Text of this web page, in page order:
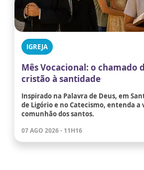
IGREJA
Mês Vocacional: o chamado
cristão à santidade
Inspirado na Palavra de Deus, em
de Ligório e no Catecismo, entenda a
comunhão dos santos.
07 AGO 2026 - 11H16